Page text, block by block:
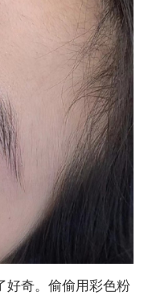
好奇。偷偷用彩色粉